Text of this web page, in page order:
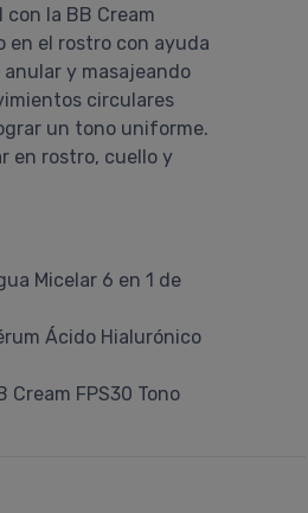
la BB Cream
en el rostro con ayuda
y masajeando
circulares
un tono uniforme.
en rostro, cuello y
Micelar 6 en 1 de
Ácido Hialurónico
Cream FPS30 Tono